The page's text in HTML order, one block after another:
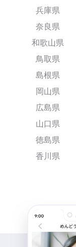
兵庫県
奈良県
和歌山県
鳥取県
島根県
岡山県
広島県
山口県
徳島県
香川県